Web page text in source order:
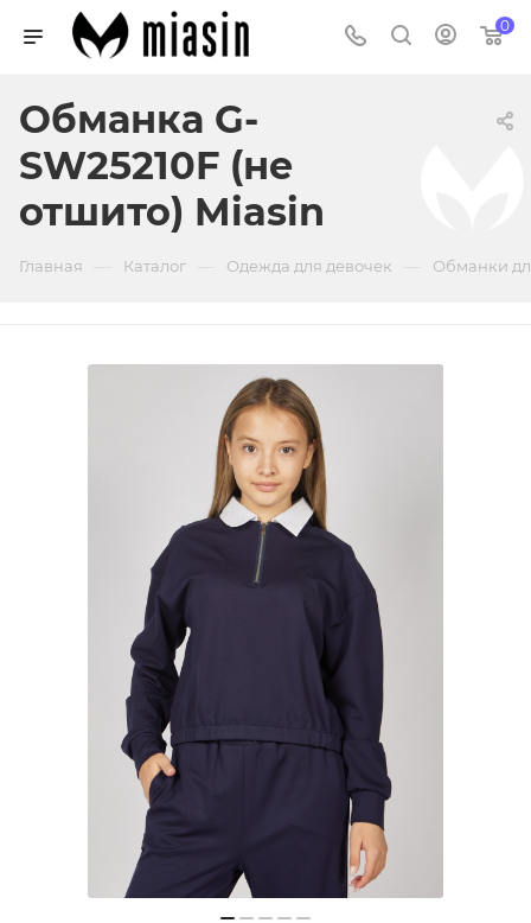
0
Обманка G-
SW25210F (не
отшито) Miasin
Главная Каталог Одежда для девочек Обманки